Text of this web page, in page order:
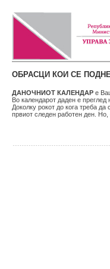
ОБРАСЦИ КОИ СЕ
ДАНОЧНИОТ КАЛЕНДАР е
Во календарот даден е
Доколку рокот до кога треба
првиот следен работен ден.